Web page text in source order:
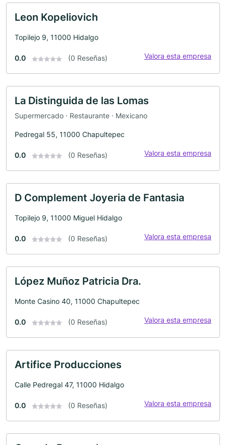
Leon Kopeliovich
Topilejo 9, 11000 Hidalgo
0.0 (0 Reseñas) Valora esta empresa
La Distinguida de las Lomas
Supermercado · Restaurante · Mexicano
Pedregal 55, 11000 Chapultepec
0.0 (0 Reseñas) Valora esta empresa
D Complement Joyeria de Fantasia
Topilejo 9, 11000 Miguel Hidalgo
0.0 (0 Reseñas) Valora esta empresa
López Muñoz Patricia Dra.
Monte Casino 40, 11000 Chapultepec
0.0 (0 Reseñas) Valora esta empresa
Artifice Producciones
Calle Pedregal 47, 11000 Hidalgo
0.0 (0 Reseñas) Valora esta empresa